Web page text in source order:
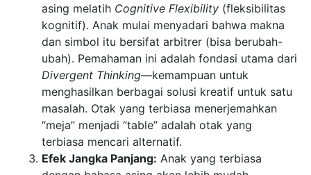
asing melatih Cognitive Flexibility (fleksibilitas
kognitif). Anak mulai menyadari bahwa makna
dan simbol itu bersifat arbitrer (bisa berubah-
ubah). Pemahaman ini adalah fondasi utama dari
Divergent Thinking—kemampuan untuk
menghasilkan berbagai solusi kreatif untuk satu
masalah. Otak yang terbiasa menerjemahkan
“meja” menjadi “table” adalah otak yang
terbiasa mencari alternatif.
Efek Jangka Panjang: Anak yang terbiasa